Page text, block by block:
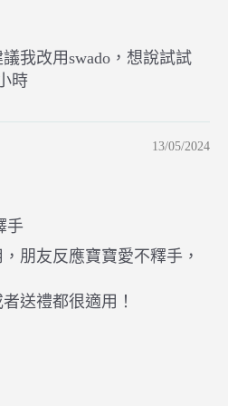
我改用swado，想說試試
時
13/05/2024
手
朋友反應寶寶愛不釋手，
送禮都很適用！